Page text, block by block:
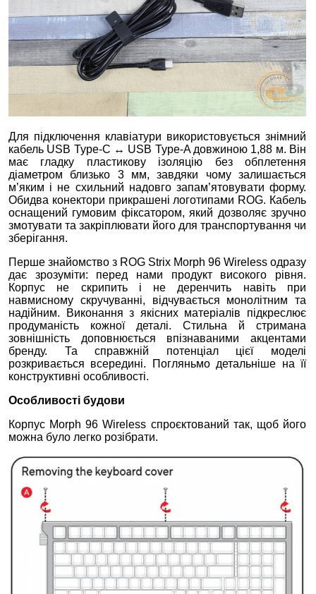
Для підключення клавіатури використовується знімний
кабель USB Type‑C ↔ USB Type‑A довжиною 1,88 м. Він
має гладку пластикову ізоляцію без обплетення
діаметром близько 3 мм, завдяки чому залишається
м’яким і не схильний надовго запам’ятовувати форму.
Обидва конектори прикрашені логотипами ROG. Кабель
оснащений гумовим фіксатором, який дозволяє зручно
змотувати та закріплювати його для транспортування чи
зберігання.
Перше знайомство з ROG Strix Morph 96 Wireless одразу
дає зрозуміти: перед нами продукт високого рівня.
Корпус не скрипить і не деренчить навіть при
навмисному скручуванні, відчувається монолітним та
надійним. Виконання з якісних матеріалів підкреслює
продуманість кожної деталі. Стильна й стримана
зовнішність доповнюється впізнаваними акцентами
бренду. Та справжній потенціал цієї моделі
розкривається всередині. Погляньмо детальніше на її
конструктивні особливості.
Особливості будови
Корпус Morph 96 Wireless спроєктований так, щоб його
можна було легко розібрати.